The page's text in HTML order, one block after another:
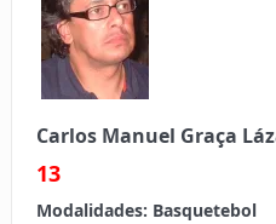
Carlos Manuel Graça
13
Modalidades: Basquetebol